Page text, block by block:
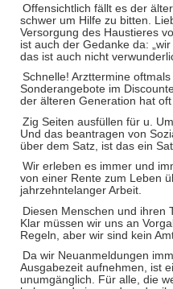
Offensichtlich fällt es der
schwer um Hilfe zu bitten.
Versorgung des Haustieres
ist auch der Gedanke da:
das ist auch nicht
Schnelle! Arzttermine
Sonderangebote im
der älteren Generation hat
Zig Seiten ausfüllen für u.
Und das beantragen von
über dem Satz, ist das ein
Wir erleben es immer und
von einer Rente zum Leben
jahrzehntelanger Arbeit.
Diesen Menschen und ihren
Klar müssen wir uns an
Regeln, aber wir sind kein
Da wir Neuanmeldungen
Ausgabezeit aufnehmen, ist
unumgänglich. Für alle, die